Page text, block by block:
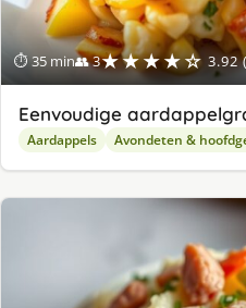
⏱ 35 min👥 3★★★★☆ 3.92
Eenvoudige
Aardappels Avondeten &